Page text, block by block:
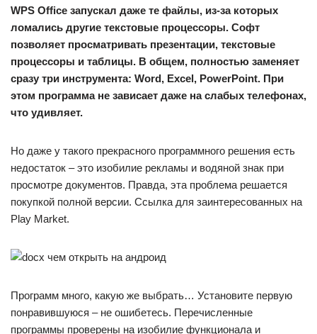
WPS Office запускал даже те файлы, из-за которых
ломались другие текстовые процессоры. Софт
позволяет просматривать презентации, текстовые
процессоры и таблицы. В общем, полностью заменяет
сразу три инструмента: Word, Excel, PowerPoint. При
этом программа не зависает даже на слабых телефонах,
что удивляет.
Но даже у такого прекрасного программного решения есть
недостаток – это изобилие рекламы и водяной знак при
просмотре документов. Правда, эта проблема решается
покупкой полной версии. Ссылка для заинтересованных на
Play Market.
Программ много, какую же выбрать… Установите первую
понравившуюся – не ошибетесь. Перечисленные
программы проверены на изобилие функционала и